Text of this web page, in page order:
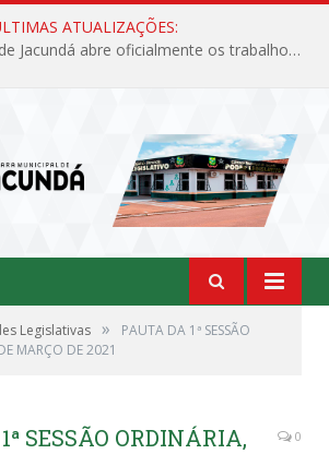
ATUALIZAÇÕES:
Câmara Municipal de Jacundá abre oficialmente os trabalhos legislativos de 2026
Legislativas »
PAUTA DA 1ª SESSÃO
MARÇO DE 2021
SESSÃO ORDINÁRIA,
0